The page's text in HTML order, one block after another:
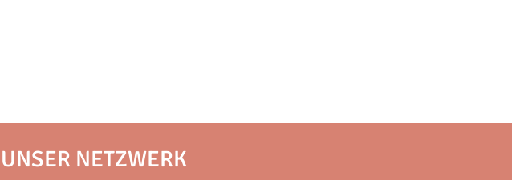
UNSER NETZWERK